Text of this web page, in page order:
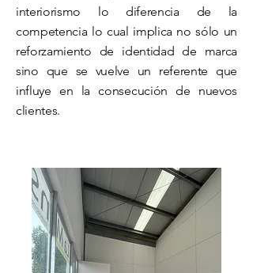
interiorismo lo diferencia de la
competencia lo cual implica no sólo un
reforzamiento de identidad de marca
sino que se vuelve un referente que
influye en la consecución de nuevos
clientes.